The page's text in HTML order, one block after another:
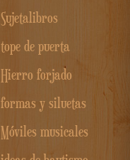
Sujetalibros
tope de puerta
Hierro forjado
formas y siluetas
Móviles musicales